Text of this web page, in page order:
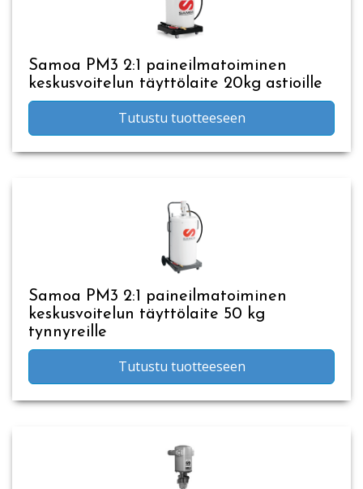
Samoa PM3 2:1 paineilmatoiminen
keskusvoitelun täyttölaite 20kg astioille
Tutustu tuotteeseen
Samoa PM3 2:1 paineilmatoiminen
keskusvoitelun täyttölaite 50 kg
tynnyreille
Tutustu tuotteeseen